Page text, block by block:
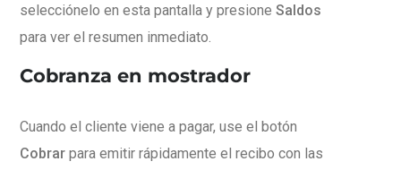
selecciónelo en esta pantalla y presione Saldos
para ver el resumen inmediato.
Cobranza en mostrador
Cuando el cliente viene a pagar, use el botón
Cobrar para emitir rápidamente el recibo con las